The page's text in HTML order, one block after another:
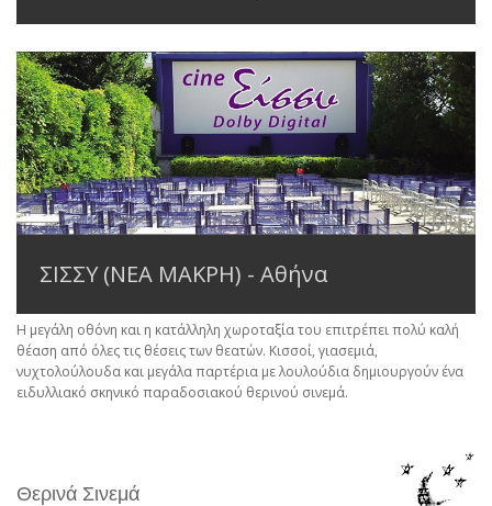
ΣΙΣΣΥ (ΝΕΑ ΜΑΚΡΗ) - Αθήνα
Η μεγάλη οθόνη και η κατάλληλη χωροταξία του επιτρέπει πολύ καλή
θέαση από όλες τις θέσεις των θεατών. Κισσοί, γιασεμιά,
νυχτολούλουδα και μεγάλα παρτέρια με λουλούδια δημιουργούν ένα
ειδυλλιακό σκηνικό παραδοσιακού θερινού σινεμά.
Θερινά Σινεμά